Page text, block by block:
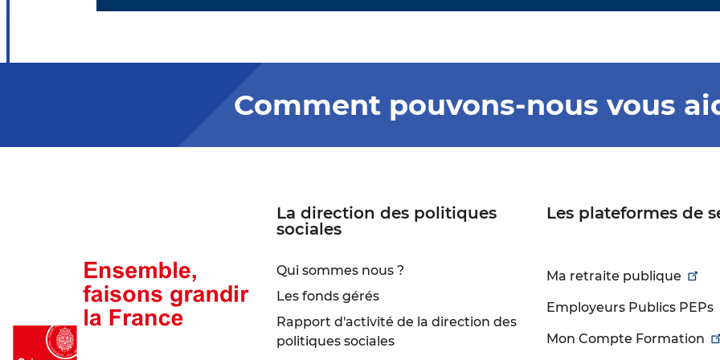
Comment pouvons-nous vous
La direction des politiques
sociales
Qui sommes nous ?
Les fonds gérés
Rapport d'activité de la direction des
politiques sociales
Les plateformes de
Ma retraite publique
Employeurs Publics PEPs
Mon Compte Formation